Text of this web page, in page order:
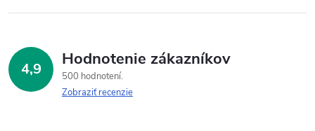
4,9 Hodnotenie zákazníkov
500 hodnotení
Zobraziť recenzie